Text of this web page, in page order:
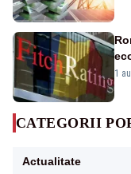
1
CATEGORII
Actualitate